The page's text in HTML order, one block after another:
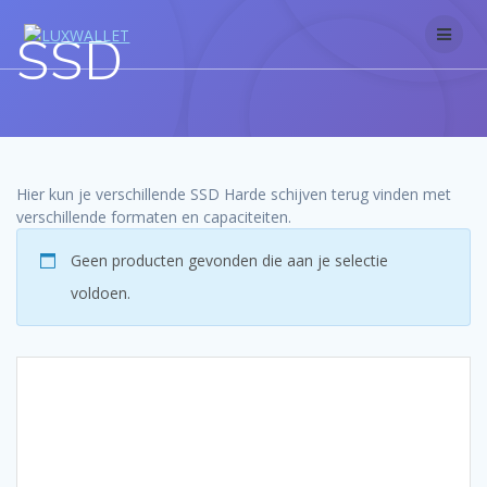
content
SSD
Hier kun je verschillende SSD Harde schijven terug vinden met
verschillende formaten en capaciteiten.
Geen producten gevonden die aan je selectie
voldoen.